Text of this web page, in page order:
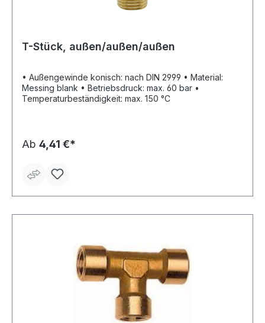
T-Stück, außen/außen/außen
• Außengewinde konisch: nach DIN 2999 • Material:
Messing blank • Betriebsdruck: max. 60 bar •
Temperaturbeständigkeit: max. 150 °C
Ab 4,41 €*